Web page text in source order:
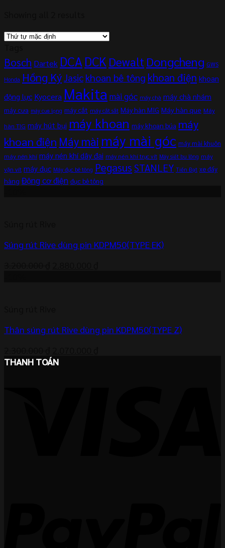
Bosch Dartek DCA DCK Dewalt Dongcheng GWS
Honda Hồng Ký Jasic khoan bê tông khoan điện khoan
động lực Kyocera Makita mài góc máy chà máy chà nhám
máy cưa máy cưa lọng máy cắt máy cắt sắt Máy hàn MIG Máy hàn que Máy
hàn TIG máy hút bụi máy khoan máy khoan búa máy
khoan điện Máy mài máy mài góc máy mài khuôn
máy nén khí máy nén khí dây đai máy nén khí trục vít Máy siết bu lông máy
vặn vít máy đục Máy đục bê tông Pegasus STANLEY Tiến Đạt xe đẩy
hàng Động cơ điện đục bê tông
Súng rút Rive dùng pin KDPM50(TYPE EK)
Thân súng rút Rive dùng pin KDPM50(TYPE Z)
gốc
THANH TOÁN